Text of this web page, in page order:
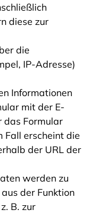
diese zur
die
IP-Adresse)
Informationen
mit der E-
das Formular
Fall erscheint die
der URL der
werden zu
der Funktion
B. zur